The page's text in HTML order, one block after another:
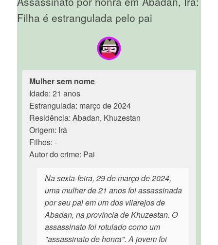
Filha é estrangulada pelo pai
Mulher sem nome
Idade: 21 anos
Estrangulada: março de 2024
Residência: Abadan, Khuzestan
Origem: Irã
Filhos: -
Autor do crime: Pai
Na sexta-feira, 29 de março de 2024,
uma mulher de 21 anos foi assassinada
por seu pai em um dos vilarejos de
Abadan, na província de Khuzestan. O
assassinato foi rotulado como um
"assassinato de honra". A jovem foi